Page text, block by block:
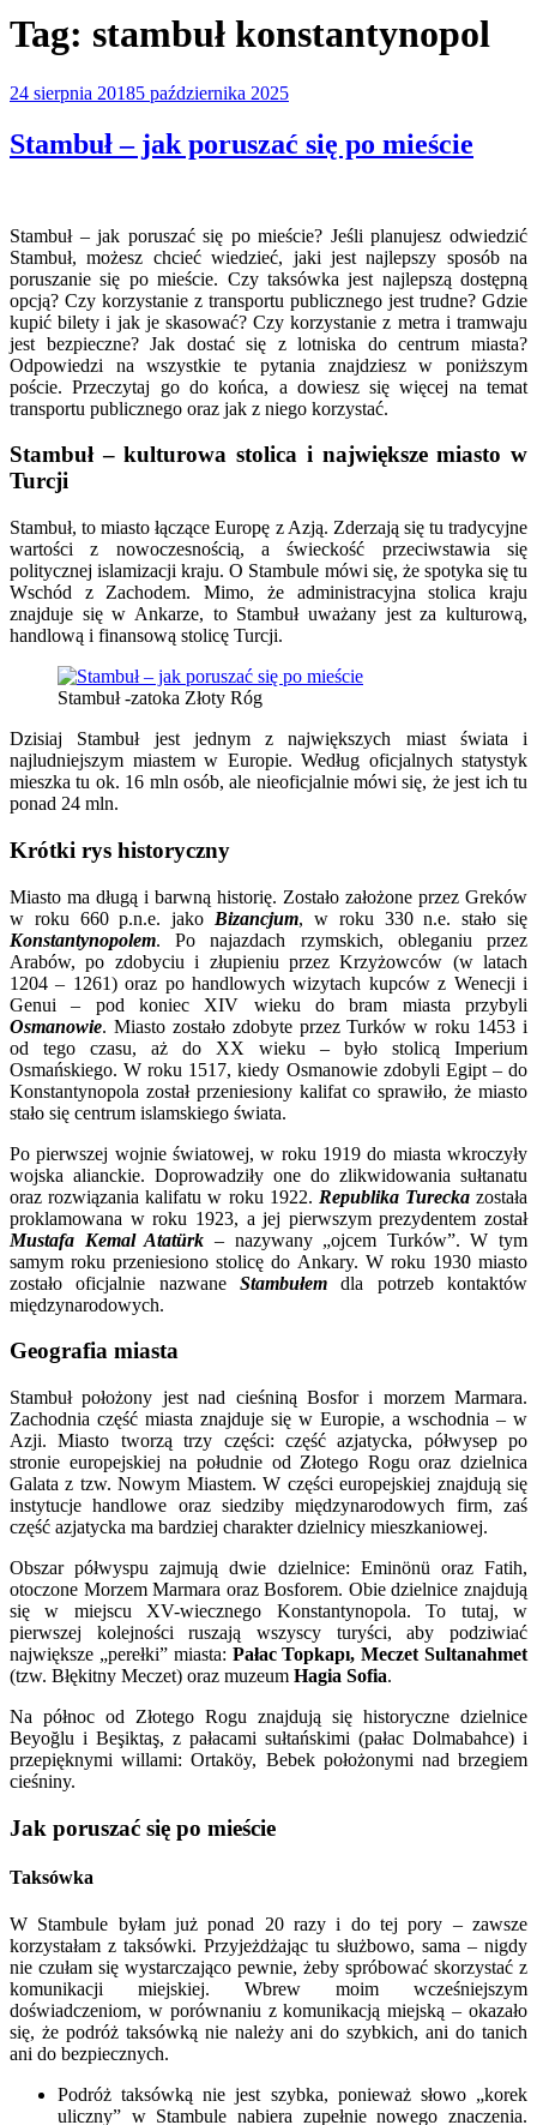
Tag: stambuł konstantynopol
Opublikowane
24 sierpnia 20185 października 2025
Stambuł – jak poruszać się po mieście
Stambuł – jak poruszać się po mieście? Jeśli planujesz odwiedzić
Stambuł, możesz chcieć wiedzieć, jaki jest najlepszy sposób na
poruszanie się po mieście. Czy taksówka jest najlepszą dostępną
opcją? Czy korzystanie z transportu publicznego jest trudne? Gdzie
kupić bilety i jak je skasować? Czy korzystanie z metra i tramwaju
jest bezpieczne? Jak dostać się z lotniska do centrum miasta?
Odpowiedzi na wszystkie te pytania znajdziesz w poniższym
poście.Przeczytaj go do końca, a dowiesz się więcej na temat
transportu publicznego oraz jak z niego korzystać.
Stambuł – kulturowa stolica i największe miasto w
Turcji
Stambuł, to miasto łączące Europę z Azją. Zderzają się tu tradycyjne
wartości z nowoczesnością, a świeckość przeciwstawia się
politycznej islamizacji kraju. O Stambule mówi się, że spotyka się tu
Wschód z Zachodem. Mimo, że administracyjna stolica kraju
znajduje się w Ankarze, to Stambuł uważany jest za kulturową,
handlową i finansową stolicę Turcji.
Stambuł -zatoka Złoty Róg
Dzisiaj Stambuł jest jednym z największych miast świata i
najludniejszym miastem w Europie. Według oficjalnych statystyk
mieszka tu ok. 16 mln osób, ale nieoficjalnie mówi się, że jest ich tu
ponad 24 mln.
Krótki rys historyczny
Miasto ma długą i barwną historię. Zostało założone przez Greków
w roku 660 p.n.e. jako Bizancjum, w roku 330 n.e. stało się
Konstantynopolem. Po najazdach rzymskich, obleganiu przez
Arabów, po zdobyciu i złupieniu przez Krzyżowców (w latach
1204 – 1261) oraz po handlowych wizytach kupców z Wenecji i
Genui – pod koniec XIV wieku do bram miasta przybyli
Osmanowie. Miasto zostało zdobyte przez Turków w roku 1453 i
od tego czasu, aż do XX wieku – było stolicą Imperium
Osmańskiego. W roku 1517, kiedy Osmanowie zdobyli Egipt – do
Konstantynopola został przeniesiony kalifat co sprawiło, że miasto
stało się centrum islamskiego świata.
Po pierwszej wojnie światowej, w roku 1919 do miasta wkroczyły
wojska alianckie. Doprowadziły one do zlikwidowania sułtanatu
oraz rozwiązania kalifatu w roku 1922. Republika Tureckazostała
proklamowana w roku 1923, a jej pierwszym prezydentem został
Mustafa Kemal Atatürk – nazywany „ojcem Turków”. W tym
samym roku przeniesiono stolicę do Ankary. W roku 1930 miasto
zostało oficjalnie nazwane Stambułem
dla potrzeb kontaktów
międzynarodowych.
Geografia miasta
Stambuł położony jest nad cieśniną Bosfor i morzem Marmara.
Zachodnia część miasta znajduje się w Europie, a wschodnia – w
Azji. Miasto tworzą trzy części: część azjatycka, półwysep po
stronie europejskiej na południe od Złotego Rogu oraz dzielnica
Galata z tzw. Nowym Miastem. W części europejskiej znajdują się
instytucje handlowe oraz siedziby międzynarodowych firm, zaś
część azjatycka ma bardziej charakter dzielnicy mieszkaniowej.
Obszar półwyspu zajmują dwie dzielnice: Eminönü oraz Fatih,
otoczone Morzem Marmara oraz Bosforem. Obie dzielnice znajdują
się w miejscu XV-wiecznego Konstantynopola. To tutaj, w
pierwszej kolejności ruszają wszyscy turyści, aby podziwiać
największe „perełki” miasta: Pałac Topkapı, Meczet Sultanahmet
(tzw. Błękitny Meczet) oraz muzeum Hagia Sofia.
Na północ od Złotego Rogu znajdują się historyczne dzielnice
Beyoğlu i Beşiktaş, z pałacami sułtańskimi (pałac Dolmabahce) i
przepięknymi willami: Ortaköy, Bebek położonymi nad brzegiem
cieśniny.
Jak poruszać się po mieście
Taksówka
W Stambule byłam już ponad 20 razy i do tej pory – zawsze
korzystałam z taksówki. Przyjeżdżając tu służbowo, sama – nigdy
nie czułam się wystarczająco pewnie, żeby spróbować skorzystać z
komunikacji miejskiej. Wbrew moim wcześniejszym
doświadczeniom, w porównaniu z komunikacją miejską – okazało
się, że podróż taksówką nie należy ani do szybkich, ani do tanich
ani do bezpiecznych.
Podróż taksówką nie jest szybka, ponieważ słowo „korek
uliczny” w Stambule nabiera zupełnie nowego znaczenia.